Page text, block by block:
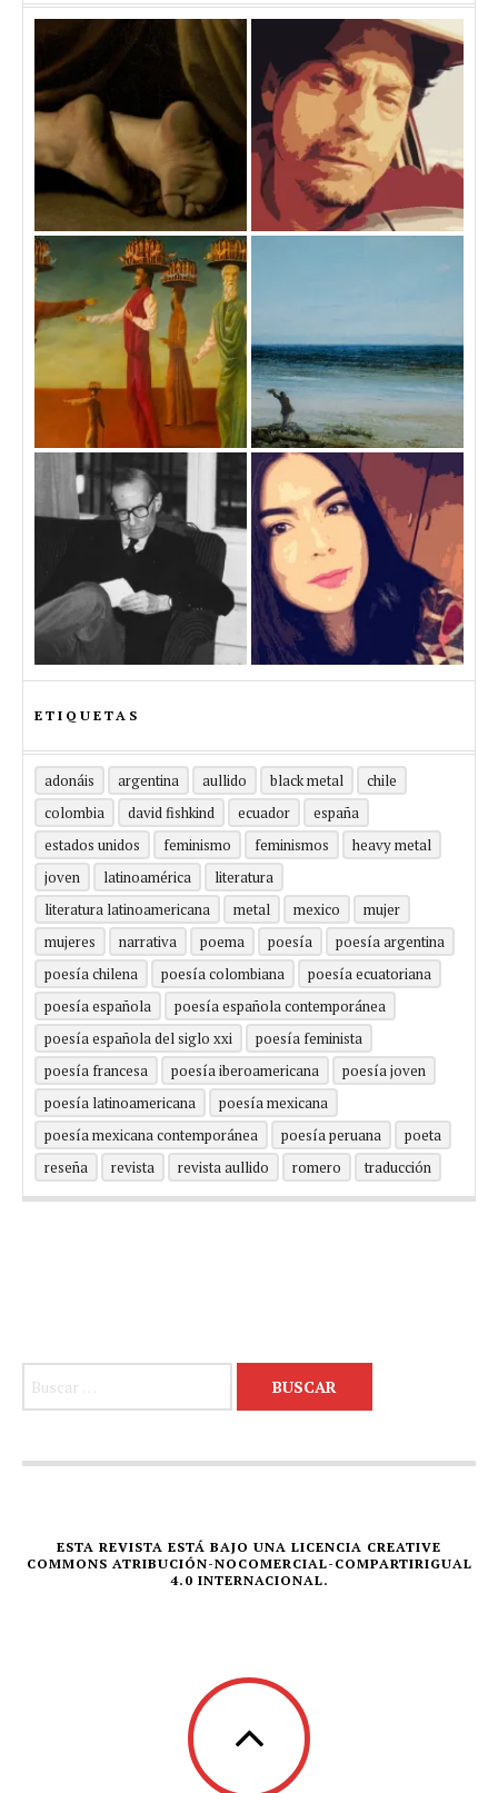
ETIQUETAS
adonáis argentina aullido black metal
chile
colombia
david fishkind ecuador
españa
estados unidos
feminismo feminismos
heavy metal
joven
latinoamérica
literatura
literatura latinoamericana
metal mexico
mujer
mujeres
narrativa poema poesía
poesía argentina
poesía chilena
poesía colombiana
poesía ecuatoriana
poesía española
poesía española contemporánea
poesía española del siglo xxi
poesía feminista
poesía francesa
poesía iberoamericana
poesía joven
poesía latinoamericana
poesía mexicana
poesía mexicana contemporánea
poesía peruana
poeta
reseña
revista revista aullido romero traducción
ESTA REVISTA ESTÁ BAJO UNA LICENCIA CREATIVE
COMMONS ATRIBUCIÓN-NOCOMERCIAL-COMPARTIRIGUAL
4.0 INTERNACIONAL.